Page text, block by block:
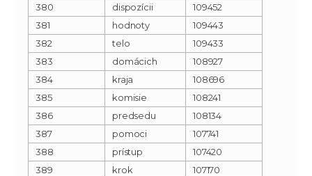
380
dispozícii
109452
381
hodnoty
109443
382
telo
109433
383
domácich
108927
384
kraja
108696
385
komisie
108241
386
predsedu
108134
387
pomoci
107741
388
prístup
107420
389
krok
107170